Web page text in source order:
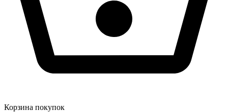
Корзина покупок